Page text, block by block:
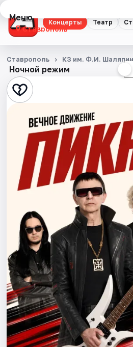
Концерты Театр
Меню
Ставрополь
Концерты
Театр
Стендап
Выставки
Спорт
События
Площадки
Артисты
Рейтинги
Ночной режим
Ставрополь КЗ им. Ф.И.